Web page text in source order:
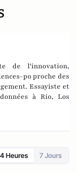
de l'innovation,
po proche des
Essayiste et
à Rio, Los
Vienne,
Marrakech)
et socio-
Heures 7 Jours